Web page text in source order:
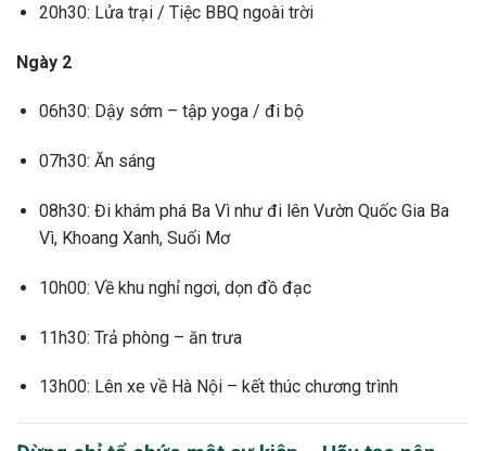
20h30: Lửa trại / Tiệc BBQ ngoài trời
Ngày 2
06h30: Dậy sớm – tập yoga / đi bộ
07h30: Ăn sáng
08h30: Đi khám phá Ba Vì như đi lên Vườn Quốc Gia Ba
Vì, Khoang Xanh, Suối Mơ
10h00: Về khu nghỉ ngơi, dọn đồ đạc
11h30: Trả phòng – ăn trưa
13h00: Lên xe về Hà Nội – kết thúc chương trình